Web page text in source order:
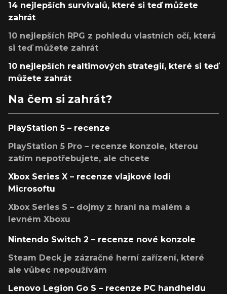
14 nejlepších survivalů, které si teď můžete
zahrát
10 nejlepších RPG z pohledu vlastních očí, která
si teď můžete zahrát
10 nejlepších realtimových strategií, které si teď
můžete zahrát
Na čem si zahrát?
PlayStation 5 – recenze
PlayStation 5 Pro – recenze konzole, kterou
zatím nepotřebujete, ale chcete
Xbox Series X – recenze vlajkové lodi
Microsoftu
Xbox Series S – dojmy z hraní na malém a
levném Xboxu
Nintendo Switch 2 – recenze nové konzole
Steam Deck je zázračné herní zařízení, které
ale vůbec nepoužívám
Lenovo Legion Go S – recenze PC handheldu